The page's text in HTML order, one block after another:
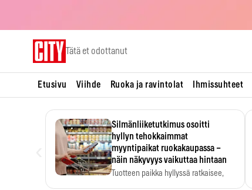
Tätä et odottanut
Etusivu Viihde Ruoka ja ravintolat Ihmissuhteet
Silmänliiketutkimus osoitti
hyllyn tehokkaimmat
myyntipaikat ruokakaupassa –
näin näkyvyys vaikuttaa hintaan
Tuotteen paikka hyllyssä ratkaisee,